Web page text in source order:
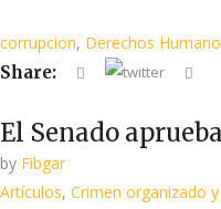
corrupcion, Derechos
Share:
El Senado
by Fibgar
Artículos, Crimen organizado